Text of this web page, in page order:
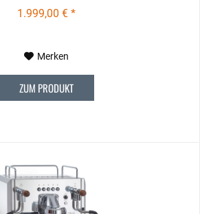
1.999,00 € *
Merken
ZUM PRODUKT